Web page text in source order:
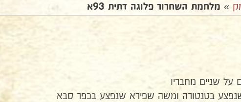
» מלחמת השחרור פלוגה דתית 93א
שניים מחבריו
שנפצע בטנטורה ומשה שפירא שנפצע בכפר סבא